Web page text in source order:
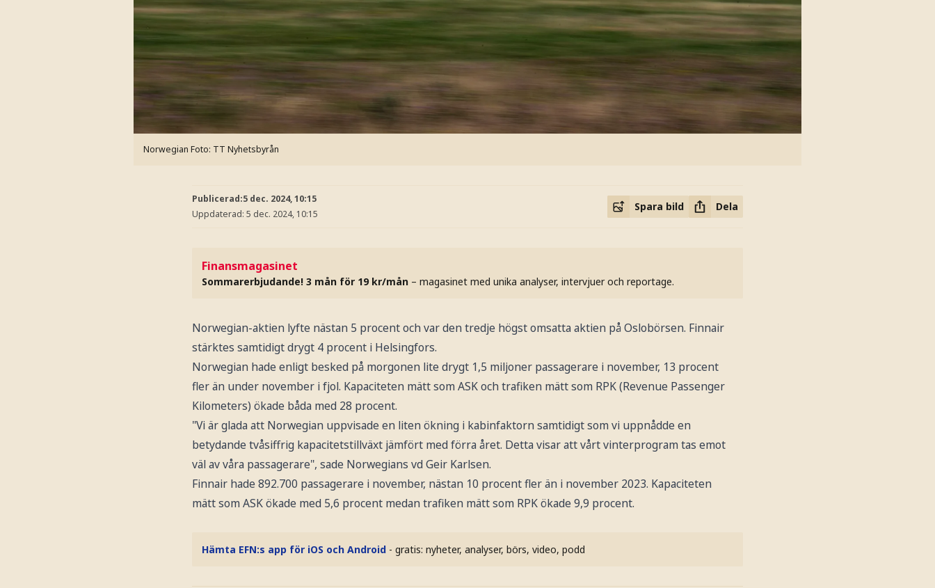
Norwegian Foto: TT Nyhetsbyrån
Publicerad:5 dec. 2024, 10:15
Uppdaterad: 5 dec. 2024, 10:15
Spara bild Dela
Finansmagasinet
Sommarerbjudande! 3 mån för 19 kr/mån – magasinet med unika analyser, intervjuer och reportage.
Norwegian-aktien lyfte nästan 5 procent och var den tredje högst omsatta aktien på Oslobörsen. Finnair
stärktes samtidigt drygt 4 procent i Helsingfors.
Norwegian hade enligt besked på morgonen lite drygt 1,5 miljoner passagerare i november, 13 procent
fler än under november i fjol. Kapaciteten mätt som ASK och trafiken mätt som RPK (Revenue Passenger
Kilometers) ökade båda med 28 procent.
"Vi är glada att Norwegian uppvisade en liten ökning i kabinfaktorn samtidigt som vi uppnådde en
betydande tvåsiffrig kapacitetstillväxt jämfört med förra året. Detta visar att vårt vinterprogram tas emot
väl av våra passagerare", sade Norwegians vd Geir Karlsen.
Finnair hade 892.700 passagerare i november, nästan 10 procent fler än i november 2023. Kapaciteten
mätt som ASK ökade med 5,6 procent medan trafiken mätt som RPK ökade 9,9 procent.
Hämta EFN:s app för iOS och Android - gratis: nyheter, analyser, börs, video, podd